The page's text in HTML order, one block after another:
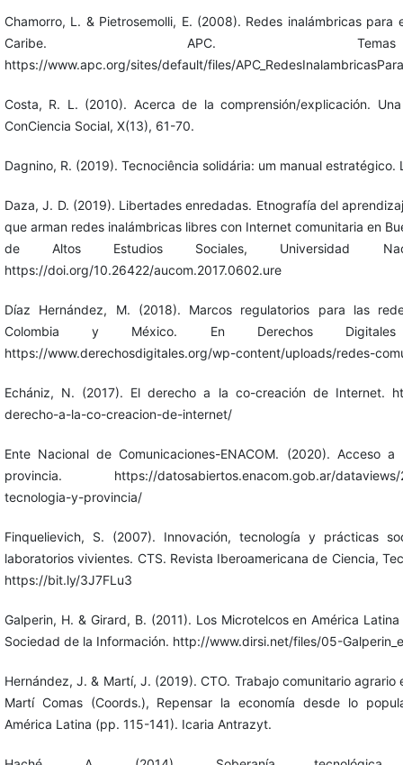
Chamorro, L. & Pietrosemolli, E. (2008). Redes inalámbricas para
Caribe. APC. Temas
https://www.apc.org/sites/default/files/
Costa, R. L. (2010). Acerca de la comprensión/explicación.
ConCiencia Social, X(13), 61-70.
Dagnino, R. (2019). Tecnociência solidária: um manual estratégico.
Daza, J. D. (2019). Libertades enredadas. Etnografía del
que arman redes inalámbricas libres con Internet comunitaria en
de Altos Estudios Sociales, Universidad
https://doi.org/10.26422/aucom.2017.0602.ure
Díaz Hernández, M. (2018). Marcos regulatorios para las
Colombia y México. En Derechos
https://www.derechosdigitales.org/wp-content/uploads/redes-
Echániz, N. (2017). El derecho a la co-creación de Internet.
derecho-a-la-co-creacion-de-internet/
Ente Nacional de Comunicaciones-ENACOM. (2020). Acceso
provincia. https://datosabiertos.enacom.gob.ar/dataviews/
tecnologia-y-provincia/
Finquelievich, S. (2007). Innovación, tecnología y prácticas
laboratorios vivientes. CTS. Revista Iberoamericana de Ciencia,
https://bit.ly/3J7FLu3
Galperin, H. & Girard, B. (2011). Los Microtelcos en América
Sociedad de la Información. http://www.dirsi.net/files/05-
Hernández, J. & Martí, J. (2019). CTO. Trabajo comunitario agrario
Martí Comas (Coords.), Repensar la economía desde lo
América Latina (pp. 115-141). Icaria Antrazyt.